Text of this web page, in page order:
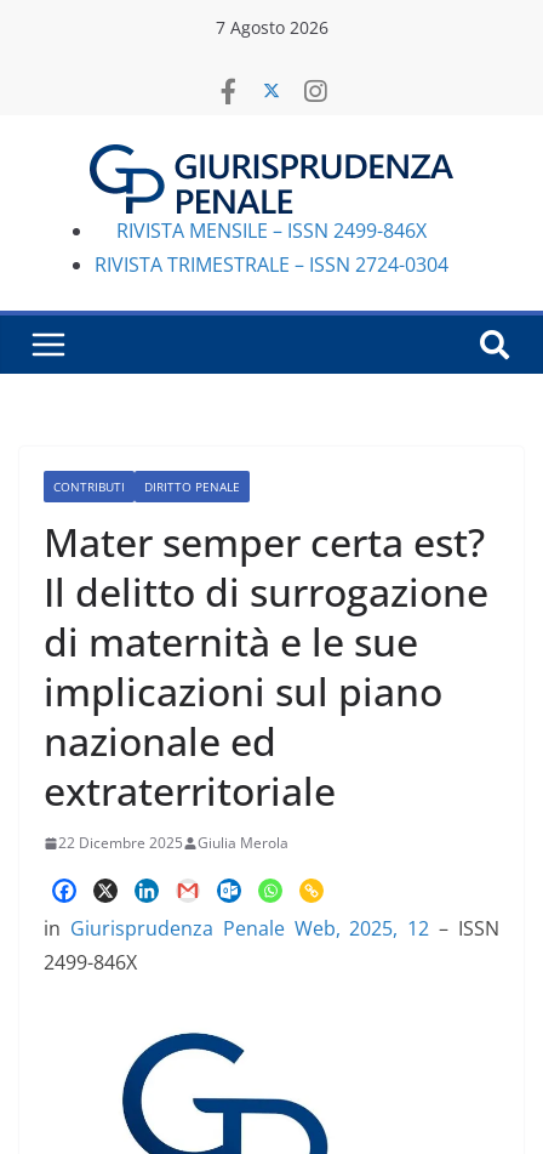
7 Agosto 2026
RIVISTA MENSILE – ISSN 2499-846X
RIVISTA TRIMESTRALE – ISSN 2724-0304
CONTRIBUTI DIRITTO PENALE
Mater semper certa est?
Il delitto di surrogazione
di maternità e le sue
implicazioni sul piano
nazionale ed
extraterritoriale
22 Dicembre 2025 Giulia Merola
in Giurisprudenza Penale Web, 2025, 12 – ISSN
2499-846X